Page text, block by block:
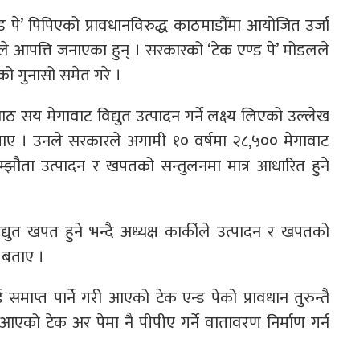
पिपिएको प्रावधानविरुद्ध काठमाडौँमा आयोजित उर्जा
आपत्ति जनाएका हुन् । सरकारको ‘टेक एण्ड पे’ मोडलले
गुनासो समेत गरे ।
सय मेगावाट विद्युत उत्पादन गर्ने लक्ष्य लिएको उल्लेख
। उनले सरकारले अगामी १० वर्षमा २८,५०० मेगावाट
उत्पादन र खपतको सन्तुलनमा मात्र आधारित हुने
खपत हुने भन्दै अध्यक्ष कार्कीले उत्पादन र खपतको
।
समाप्त पार्ने गरी आएको टेक एन्ड पेको प्रावधान तुरुन्तै
टेक अर पेमा नै पीपीए गर्ने वातावरण निर्माण गर्न